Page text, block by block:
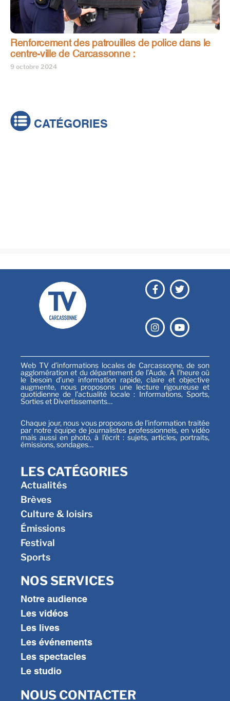
Renforcement des patrouilles de police dans le
centre-ville de Carcassonne :
9 octobre 2024
CATÉGORIES
Web TV d’informations locales de Carcassonne, de son
agglomération et du département de l’Aude. À l’heure où
le besoin d’une information rapide, claire et objective
augmente, nous proposons une lecture rigoureuse et
quotidienne de l’actualité locale : Informations, Sports,
Sorties et Divertissements…
Chaque jour, nous vous proposons de l’information traitée
par notre équipe de journalistes professionnels, en vidéo
mais aussi en photo, à l’écrit : sujets, articles, portraits,
émissions, sondages…
LES CATÉGORIES
Actualités
Brèves
Culture & loisirs
Émissions
Festival
Sports
NOS SERVICES
Notre audience
Les vidéos
Les lives
Les événements
Les spectacles
Le studio
NOUS CONTACTER